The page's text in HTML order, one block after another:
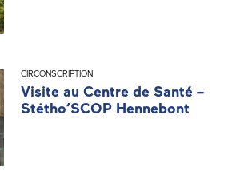
CIRCONSCRIPTION
Visite au Centre de Santé –
Stétho’SCOP Hennebont